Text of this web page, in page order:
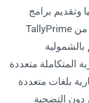
وتقديم برامج
إدارة الأعمال، عن إطلاق الإصدار العالمي من TallyPrime
بالشمولية
المتكاملة متعددة
بلغات متعددة
دون التضحية